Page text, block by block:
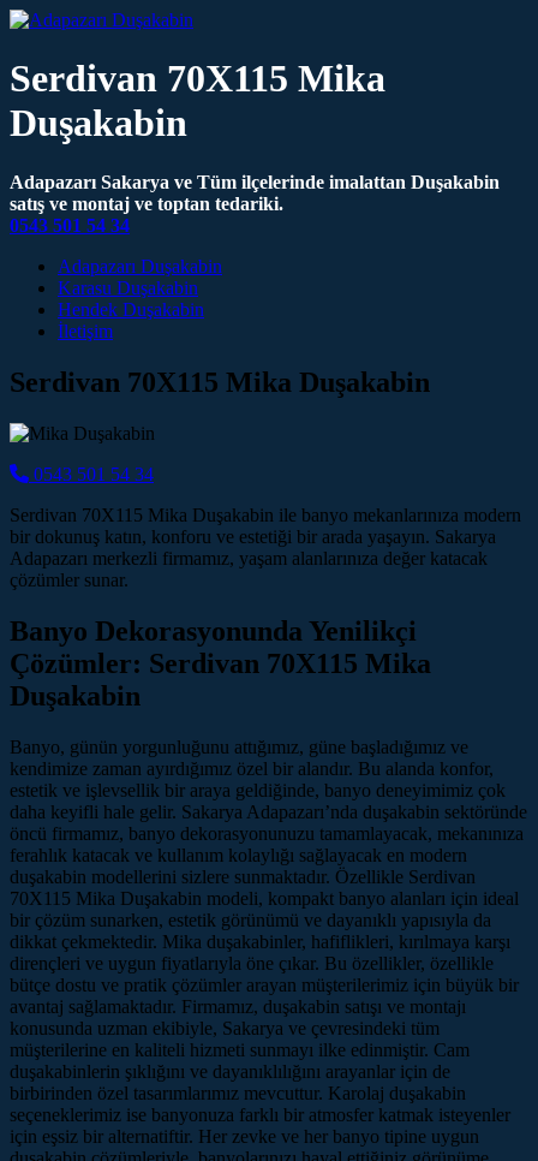
Serdivan 70X115 Mika
Duşakabin
Adapazarı Sakarya ve Tüm ilçelerinde imalattan Duşakabin
satış ve montaj ve toptan tedariki.
0543 501 54 34
Main Navigation
Adapazarı Duşakabin
Karasu Duşakabin
Hendek Duşakabin
İletişim
Serdivan 70X115 Mika Duşakabin
0543 501 54 34
Serdivan 70X115 Mika Duşakabin ile banyo mekanlarınıza modern
bir dokunuş katın, konforu ve estetiği bir arada yaşayın. Sakarya
Adapazarı merkezli firmamız, yaşam alanlarınıza değer katacak
çözümler sunar.
Banyo Dekorasyonunda Yenilikçi
Çözümler: Serdivan 70X115 Mika
Duşakabin
Banyo, günün yorgunluğunu attığımız, güne başladığımız ve
kendimize zaman ayırdığımız özel bir alandır. Bu alanda konfor,
estetik ve işlevsellik bir araya geldiğinde, banyo deneyimimiz çok
daha keyifli hale gelir. Sakarya Adapazarı’nda duşakabin sektöründe
öncü firmamız, banyo dekorasyonunuzu tamamlayacak, mekanınıza
ferahlık katacak ve kullanım kolaylığı sağlayacak en modern
duşakabin modellerini sizlere sunmaktadır. Özellikle Serdivan
70X115 Mika Duşakabin modeli, kompakt banyo alanları için ideal
bir çözüm sunarken, estetik görünümü ve dayanıklı yapısıyla da
dikkat çekmektedir. Mika duşakabinler, hafiflikleri, kırılmaya karşı
dirençleri ve uygun fiyatlarıyla öne çıkar. Bu özellikler, özellikle
bütçe dostu ve pratik çözümler arayan müşterilerimiz için büyük bir
avantaj sağlamaktadır. Firmamız, duşakabin satışı ve montajı
konusunda uzman ekibiyle, Sakarya ve çevresindeki tüm
müşterilerine en kaliteli hizmeti sunmayı ilke edinmiştir. Cam
duşakabinlerin şıklığını ve dayanıklılığını arayanlar için de
birbirinden özel tasarımlarımız mevcuttur. Karolaj duşakabin
seçeneklerimiz ise banyonuza farklı bir atmosfer katmak isteyenler
için eşsiz bir alternatiftir. Her zevke ve her banyo tipine uygun